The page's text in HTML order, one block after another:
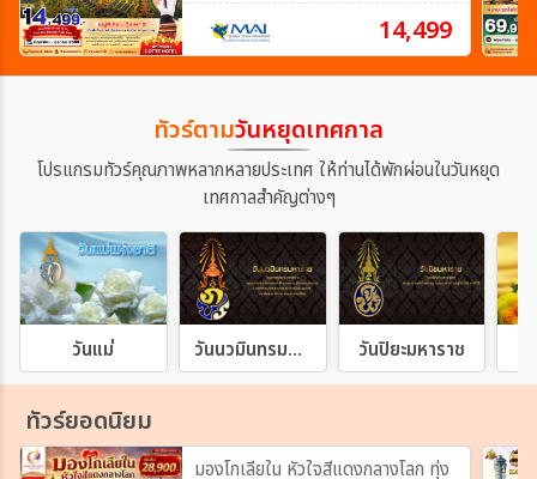
14,499
ทัวร์ตามวันหยุดเทศกาล
โปรแกรมทัวร์คุณภาพหลากหลายประเทศ ให้ท่านได้พักผ่อนในวันหยุด
เทศกาลสำคัญต่างๆ
วันแม่ วันนวมินทรมหาราช วันปิยะมหาราช
ทัวร์ยอดนิยม
มองโกเลียใน หัวใจสีแดงกลางโลก ทุ่ง